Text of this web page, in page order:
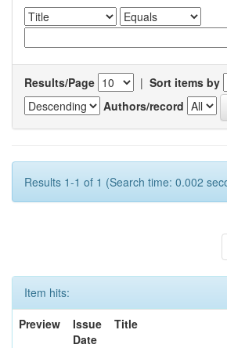
Results/Page | Sort items by
Authors/record
Results 1-1 of 1 (Search time: 0.002
Item hits:
Preview
Issue
Date
Title